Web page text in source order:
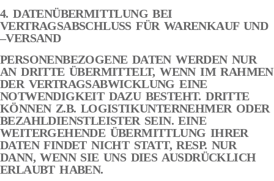
4. DATENÜBERMITTLUNG BEI
VERTRAGSABSCHLUSS FÜR WARENKAUF UND
–VERSAND
PERSONENBEZOGENE DATEN WERDEN NUR
AN DRITTE ÜBERMITTELT, WENN IM RAHMEN
DER VERTRAGSABWICKLUNG EINE
NOTWENDIGKEIT DAZU BESTEHT. DRITTE
KÖNNEN Z.B. LOGISTIKUNTERNEHMER ODER
BEZAHLDIENSTLEISTER SEIN. EINE
WEITERGEHENDE ÜBERMITTLUNG IHRER
DATEN FINDET NICHT STATT, RESP. NUR
DANN, WENN SIE UNS DIES AUSDRÜCKLICH
ERLAUBT HABEN.